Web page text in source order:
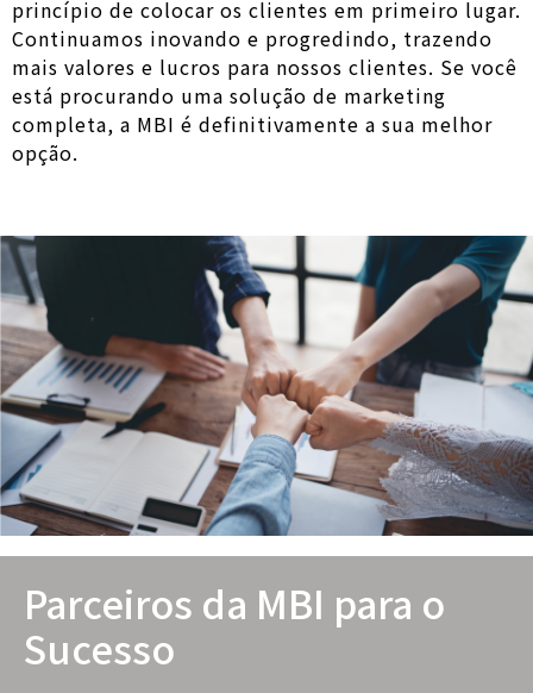
princípio de colocar os clientes em primeiro lugar.
Continuamos inovando e progredindo, trazendo
mais valores e lucros para nossos clientes. Se você
está procurando uma solução de marketing
completa, a MBI é definitivamente a sua melhor
opção.
Parceiros da MBI para o
Sucesso